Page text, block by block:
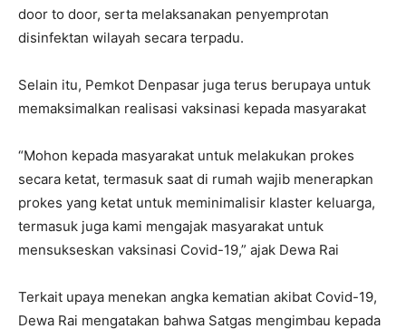
door to door, serta melaksanakan penyemprotan
disinfektan wilayah secara terpadu.
Selain itu, Pemkot Denpasar juga terus berupaya untuk
memaksimalkan realisasi vaksinasi kepada masyarakat
“Mohon kepada masyarakat untuk melakukan prokes
secara ketat, termasuk saat di rumah wajib menerapkan
prokes yang ketat untuk meminimalisir klaster keluarga,
termasuk juga kami mengajak masyarakat untuk
mensukseskan vaksinasi Covid-19,” ajak Dewa Rai
Terkait upaya menekan angka kematian akibat Covid-19,
Dewa Rai mengatakan bahwa Satgas mengimbau kepada